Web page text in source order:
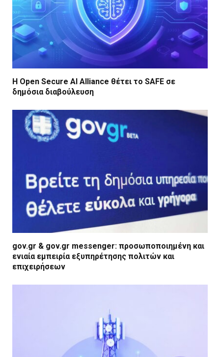
Η Open Secure AI Alliance θέτει το SAFE σε
δημόσια διαβούλευση
gov.gr & gov.gr messenger: προσωποποιημένη και
ενιαία εμπειρία εξυπηρέτησης πολιτών και
επιχειρήσεων